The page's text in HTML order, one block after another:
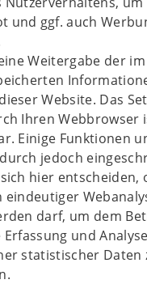
und ggf. auch
Weitergabe der
Website. Das
Ihren Webbrowser
Einige Funktionen
jedoch
hier entscheiden,
eindeutiger
darf, um dem
und Analyse
statistischer Daten